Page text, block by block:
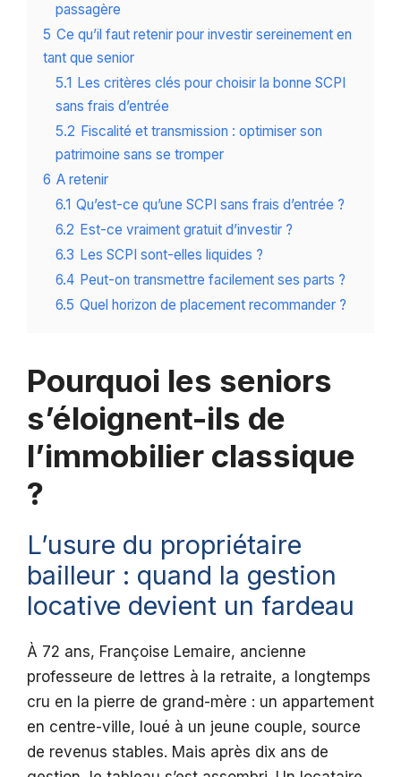
passagère
5 Ce qu’il faut retenir pour investir sereinement en
tant que senior
5.1 Les critères clés pour choisir la bonne SCPI
sans frais d’entrée
5.2 Fiscalité et transmission : optimiser son
patrimoine sans se tromper
6 A retenir
6.1 Qu’est-ce qu’une SCPI sans frais d’entrée ?
6.2 Est-ce vraiment gratuit d’investir ?
6.3 Les SCPI sont-elles liquides ?
6.4 Peut-on transmettre facilement ses parts ?
6.5 Quel horizon de placement recommander ?
Pourquoi les seniors
s’éloignent-ils de
l’immobilier classique
?
L’usure du propriétaire
bailleur : quand la gestion
locative devient un fardeau
À 72 ans, Françoise Lemaire, ancienne
professeure de lettres à la retraite, a longtemps
cru en la pierre de grand-mère : un appartement
en centre-ville, loué à un jeune couple, source
de revenus stables. Mais après dix ans de